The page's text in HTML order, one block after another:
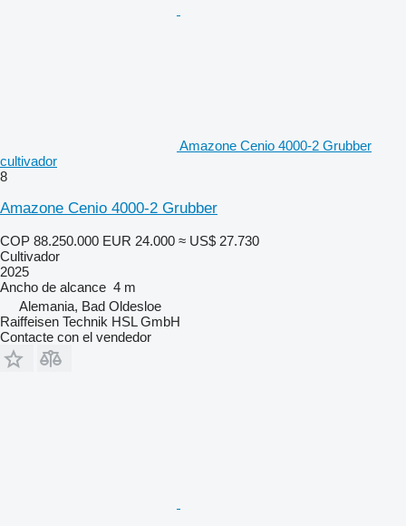
Amazone Cenio 4000-2 Grubber
cultivador
8
Amazone Cenio 4000-2 Grubber
COP 88.250.000 EUR 24.000 ≈ US$ 27.730
Cultivador
2025
Ancho de alcance 4 m
Alemania, Bad Oldesloe
Raiffeisen Technik HSL GmbH
Contacte con el vendedor